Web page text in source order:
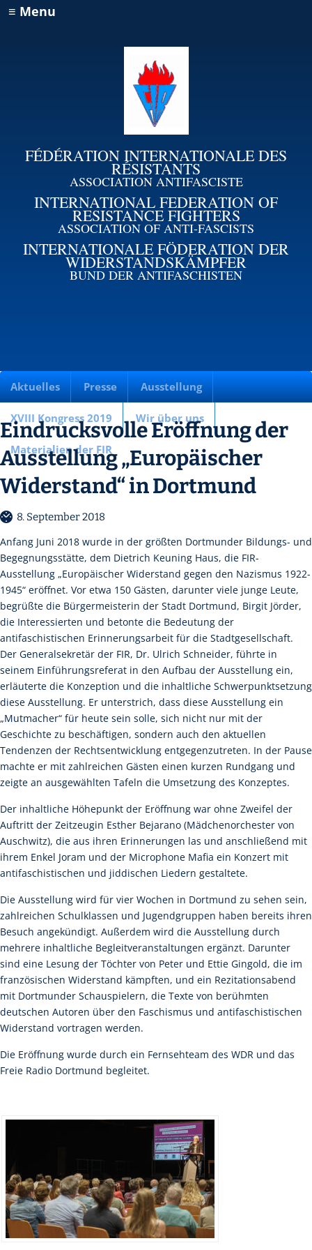
≡ Menu
FÉDÉRATION INTERNATIONALE DES
RÉSISTANTS
ASSOCIATION ANTIFASCISTE
INTERNATIONAL FEDERATION OF
RESISTANCE FIGHTERS
ASSOCIATION OF ANTI-FASCISTS
INTERNATIONALE FÖDERATION DER
WIDERSTANDSKÄMPFER
BUND DER ANTIFASCHISTEN
Aktuelles Presse Ausstellung
XVIII Kongress 2019 Wir über uns
Materialien der FIR
Eindrucksvolle Eröffnung der
Ausstellung „Europäischer
Widerstand“ in Dortmund
8. September 2018
Anfang Juni 2018 wurde in der größten Dortmunder Bildungs- und
Begegnungsstätte, dem Dietrich Keuning Haus, die FIR-
Ausstellung „Europäischer Widerstand gegen den Nazismus 1922-
1945“ eröffnet. Vor etwa 150 Gästen, darunter viele junge Leute,
begrüßte die Bürgermeisterin der Stadt Dortmund, Birgit Jörder,
die Interessierten und betonte die Bedeutung der
antifaschistischen Erinnerungsarbeit für die Stadtgesellschaft.
Der Generalsekretär der FIR, Dr. Ulrich Schneider, führte in
seinem Einführungsreferat in den Aufbau der Ausstellung ein,
erläuterte die Konzeption und die inhaltliche Schwerpunktsetzung
diese Ausstellung. Er unterstrich, dass diese Ausstellung ein
„Mutmacher“ für heute sein solle, sich nicht nur mit der
Geschichte zu beschäftigen, sondern auch den aktuellen
Tendenzen der Rechtsentwicklung entgegenzutreten. In der Pause
machte er mit zahlreichen Gästen einen kurzen Rundgang und
zeigte an ausgewählten Tafeln die Umsetzung des Konzeptes.
Der inhaltliche Höhepunkt der Eröffnung war ohne Zweifel der
Auftritt der Zeitzeugin Esther Bejarano (Mädchenorchester von
Auschwitz), die aus ihren Erinnerungen las und anschließend mit
ihrem Enkel Joram und der Microphone Mafia ein Konzert mit
antifaschistischen und jiddischen Liedern gestaltete.
Die Ausstellung wird für vier Wochen in Dortmund zu sehen sein,
zahlreichen Schulklassen und Jugendgruppen haben bereits ihren
Besuch angekündigt. Außerdem wird die Ausstellung durch
mehrere inhaltliche Begleitveranstaltungen ergänzt. Darunter
sind eine Lesung der Töchter von Peter und Ettie Gingold, die im
französischen Widerstand kämpften, und ein Rezitationsabend
mit Dortmunder Schauspielern, die Texte von berühmten
deutschen Autoren über den Faschismus und antifaschistischen
Widerstand vortragen werden.
Die Eröffnung wurde durch ein Fernsehteam des WDR und das
Freie Radio Dortmund begleitet.